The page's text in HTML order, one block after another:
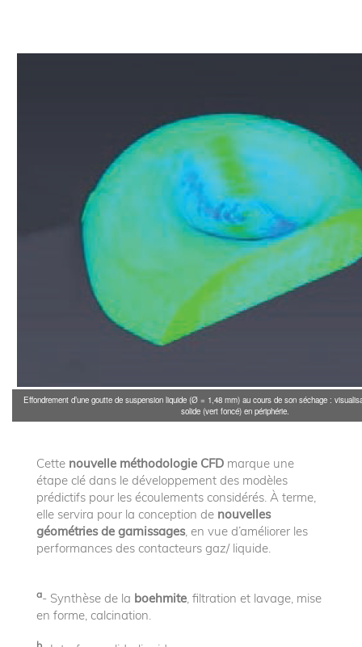
Effondrement d’une goutte de suspension liquide (Ø = 1,48 mm) au cours de son séchage :
solide (vert foncé) en périphérie.
Cette nouvelle méthodologie CFD marque une
étape clé dans le développement des modèles
prédictifs pour les écoulements considérés. À terme,
elle servira pour la conception de nouvelles
géométries de garnissages, en vue d’améliorer les
performances des contacteurs gaz/ liquide.
a- Synthèse de la boehmite , filtration et lavage, mise
en forme, calcination.